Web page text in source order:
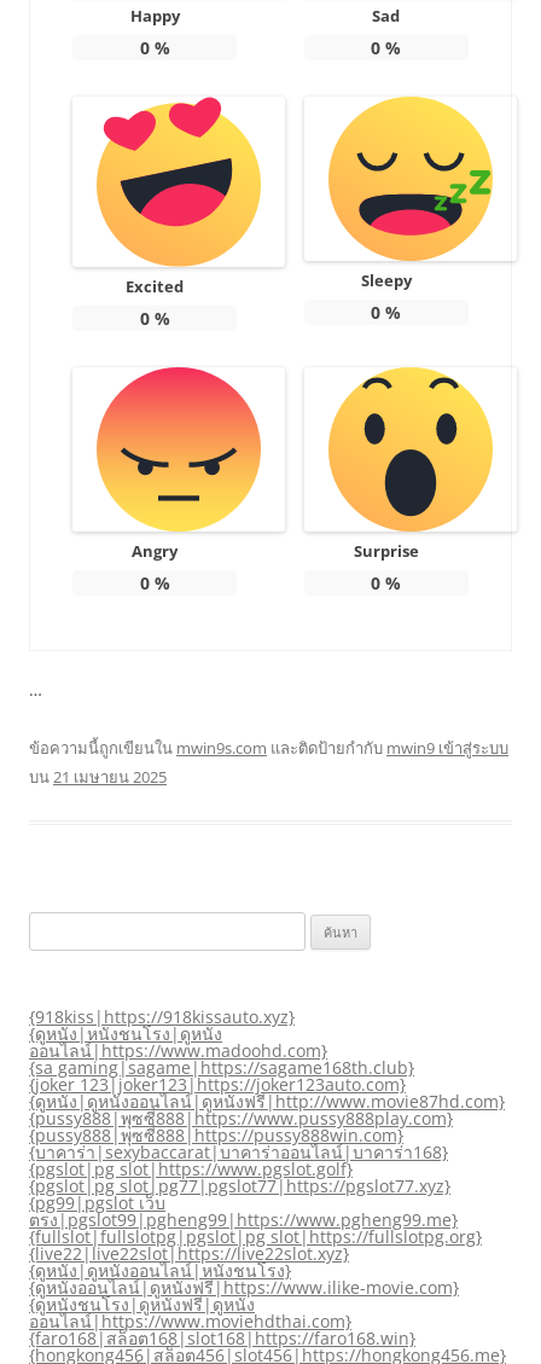
Happy
0%
Sad
0 %
Excited
0%
Sleepy
0 %
Angry
0%
Surprise
0 %
…
ข้อความนี้ถูกเขียนใน mwin9s.com และติดป้ายกำกับ mwin9 เข้าสู่ระบบ
บน21 เมษายน 2025
สำหรับ:
{918kiss|https://918kissauto.xyz}
{ดูหนัง|หนังชนโรง|ดูหนัง
ออนไลน์|https://www.madoohd.com}
{sa gaming|sagame|https://sagame168th.club}
{joker 123|joker123|https://joker123auto.com}
{ดูหนัง|ดูหนังออนไลน์|ดูหนังฟรี|http://www.movie87hd.com}
{pussy888|พุซซี่888|https://www.pussy888play.com}
{pussy888|พุซซี่888|https://pussy888win.com}
{บาคาร่า|sexybaccarat|บาคาร่าออนไลน์|บาคาร่า168}
{pgslot|pg slot|https://www.pgslot.golf}
{pgslot|pg slot|pg77|pgslot77|https://pgslot77.xyz}
{pg99|pgslot เว็บ
ตรง|pgslot99|pgheng99|https://www.pgheng99.me}
{fullslot|fullslotpg|pgslot|pg slot|https://fullslotpg.org}
{live22|live22slot|https://live22slot.xyz}
{ดูหนัง|ดูหนังออนไลน์|หนังชนโรง}
{ดูหนังออนไลน์|ดูหนังฟรี|https://www.ilike-movie.com}
{ดูหนังชนโรง|ดูหนังฟรี|ดูหนัง
ออนไลน์|https://www.moviehdthai.com}
{faro168|สล็อต168|slot168|https://faro168.win}
{hongkong456|สล็อต456|slot456|https://hongkong456.me}